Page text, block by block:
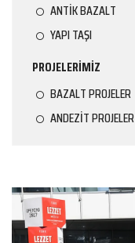
ANTİK BAZALT
YAPI TAŞI
PROJELERİMİZ
BAZALT PROJELER
ANDEZİT PROJELER